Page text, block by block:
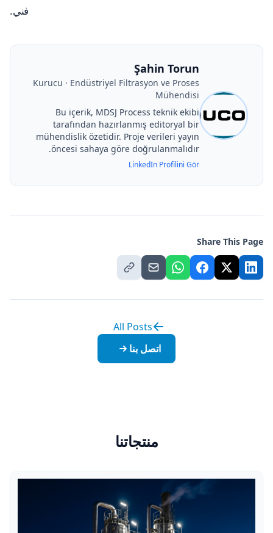
فني.
Şahin Torun
Kurucu · Endüstriyel Filtrasyon ve Proses
Mühendisi
Bu içerik, MDSJ Process teknik ekibi
tarafından hazırlanmış editoryal bir
mühendislik özetidir. Proje verileri yayın
öncesi sahaya göre doğrulanmalıdır.
LinkedIn Profilini Gör
Share This Page
All Posts
اتصل بنا
منتجاتنا